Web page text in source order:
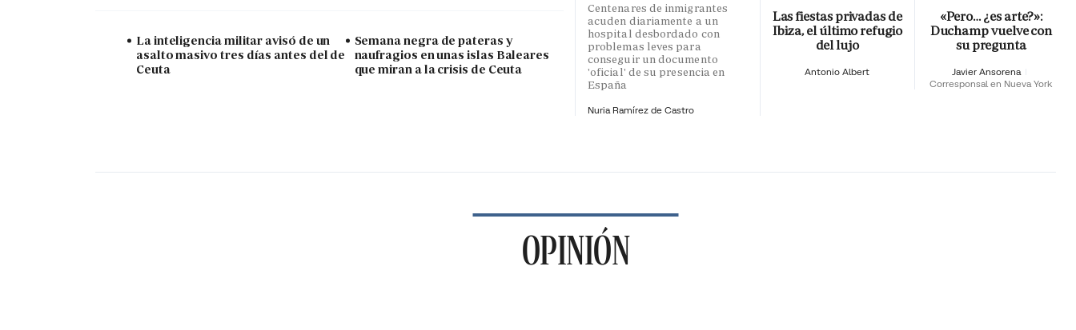
La inteligencia militar avisó de un
asalto masivo tres días antes del de
Ceuta
Semana negra de pateras y
naufragios en unas islas Baleares
que miran a la crisis de Ceuta
Centenares de inmigrantes
acuden diariamente a un
hospital desbordado con
problemas leves para
conseguir un documento
'oficial' de su presencia en
España
Nuria Ramírez de Castro
Las fiestas privadas de
Ibiza, el último refugio
del lujo
Antonio Albert
«Pero… ¿es arte?»:
Duchamp vuelve con
su pregunta
Javier Ansorena
Corresponsal en Nueva York
OPINIÓN